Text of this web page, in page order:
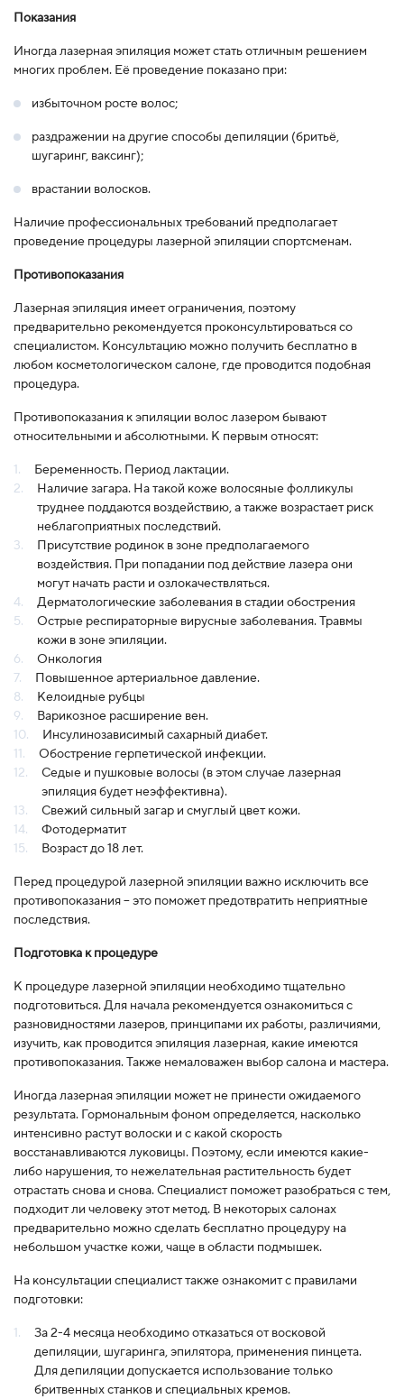
Показания
Иногда лазерная эпиляция может стать отличным решением
многих проблем. Её проведение показано при:
избыточном росте волос;
раздражении на другие способы депиляции (бритьё,
шугаринг, ваксинг);
врастании волосков.
Наличие профессиональных требований предполагает
проведение процедуры лазерной эпиляции спортсменам.
Противопоказания
Лазерная эпиляция имеет ограничения, поэтому
предварительно рекомендуется проконсультироваться со
специалистом. Консультацию можно получить бесплатно в
любом косметологическом салоне, где проводится подобная
процедура.
Противопоказания к эпиляции волос лазером бывают
относительными и абсолютными. К первым относят:
Беременность. Период лактации.
Наличие загара. На такой коже волосяные фолликулы
труднее поддаются воздействию, а также возрастает риск
неблагоприятных последствий.
Присутствие родинок в зоне предполагаемого
воздействия. При попадании под действие лазера они
могут начать расти и озлокачествляться.
Дерматологические заболевания в стадии обострения
Острые респираторные вирусные заболевания. Травмы
кожи в зоне эпиляции.
Онкология
Повышенное артериальное давление.
Келоидные рубцы
Варикозное расширение вен.
Инсулинозависимый сахарный диабет.
Обострение герпетической инфекции.
Седые и пушковые волосы (в этом случае лазерная
эпиляция будет неэффективна).
Свежий сильный загар и смуглый цвет кожи.
Фотодерматит
Возраст до 18 лет.
Перед процедурой лазерной эпиляции важно исключить все
противопоказания – это поможет предотвратить неприятные
последствия.
Подготовка к процедуре
К процедуре лазерной эпиляции необходимо тщательно
подготовиться. Для начала рекомендуется ознакомиться с
разновидностями лазеров, принципами их работы, различиями,
изучить, как проводится эпиляция лазерная, какие имеются
противопоказания. Также немаловажен выбор салона и мастера.
Иногда лазерная эпиляции может не принести ожидаемого
результата. Гормональным фоном определяется, насколько
интенсивно растут волоски и с какой скорость
восстанавливаются луковицы. Поэтому, если имеются какие-
либо нарушения, то нежелательная растительность будет
отрастать снова и снова. Специалист поможет разобраться с тем,
подходит ли человеку этот метод. В некоторых салонах
предварительно можно сделать бесплатно процедуру на
небольшом участке кожи, чаще в области подмышек.
На консультации специалист также ознакомит с правилами
подготовки:
За 2-4 месяца необходимо отказаться от восковой
депиляции, шугаринга, эпилятора, применения пинцета.
Для депиляции допускается использование только
бритвенных станков и специальных кремов.